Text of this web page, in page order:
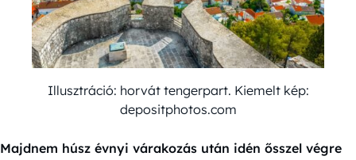
Illusztráció: horvát tengerpart. Kiemelt kép:
depositphotos.com
Majdnem húsz évnyi várakozás után idén ősszel végre